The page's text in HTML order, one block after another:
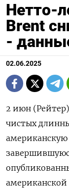
Нетто-
Brent
-
02.06.2025
2 июн
чистых
американскую